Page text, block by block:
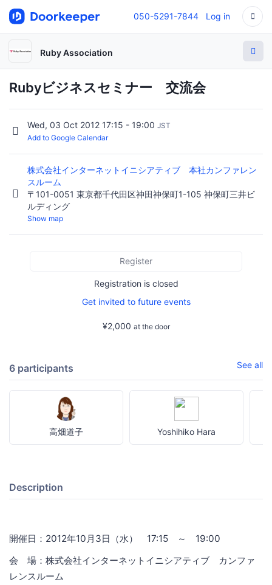
050-5291-7844 Log in
Ruby Association
Rubyビジネスセミナー 交流会
Wed, 03 Oct 2012 17:15 - 19:00 JST
Add to Google Calendar
株式会社インターネットイニシアティブ 本社カンファレン
スルーム
〒101-0051 東京都千代田区神田神保町1-105 神保町三井ビ
ルディング
Show map
Register
Registration is closed
Get invited to future events
¥2,000 at the door
6 participants See all
高畑道子 Yoshihiko Hara
Description
開催日：2012年10月3日（水） 17:15 ～ 19:00
会 場：株式会社インターネットイニシアティブ カンファ
レンスルーム